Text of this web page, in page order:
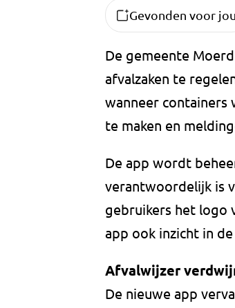
Gevonden voor jou
De gemeente
afvalzaken te
wanneer containers
te maken en
De app wordt
verantwoordelijk is
gebruikers het logo
app ook inzicht in
Afvalwijzer
De nieuwe app